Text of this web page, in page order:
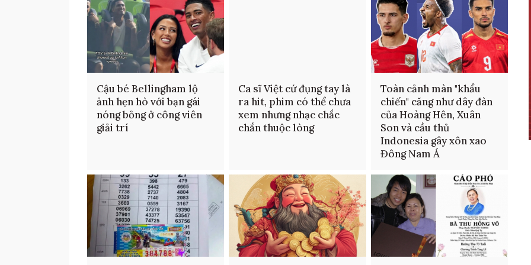
Cậu bé Bellingham lộ
ảnh hẹn hò với bạn gái
nóng bỏng ở công viên
giải trí
Ca sĩ Việt cứ đụng tay là
ra hit, phim có thể chưa
xem nhưng nhạc chắc
chắn thuộc lòng
Toàn cảnh màn "khẩu
chiến" căng như dây đàn
của Hoàng Hên, Xuân
Son và cầu thủ
Indonesia gây xôn xao
Đông Nam Á